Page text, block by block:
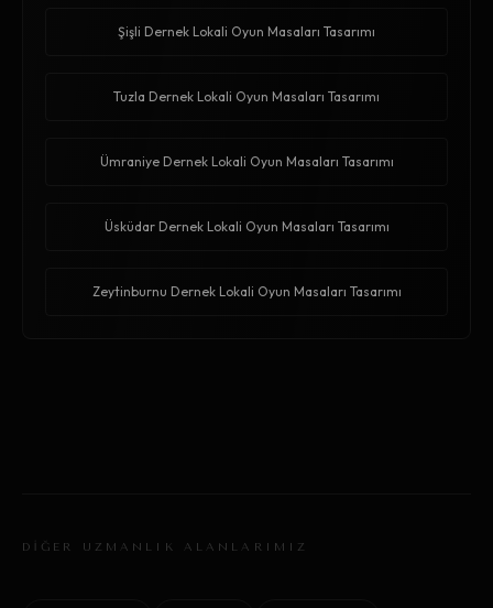
Şişli Dernek Lokali Oyun Masaları Tasarımı
Tuzla Dernek Lokali Oyun Masaları Tasarımı
Ümraniye Dernek Lokali Oyun Masaları Tasarımı
Üsküdar Dernek Lokali Oyun Masaları Tasarımı
Zeytinburnu Dernek Lokali Oyun Masaları Tasarımı
DİĞER UZMANLIK ALANLARIMIZ